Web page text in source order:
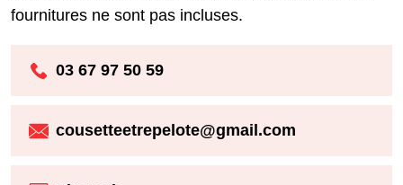
fournitures ne sont pas incluses.
03 67 97 50 59
cousetteetrepelote@gmail.com